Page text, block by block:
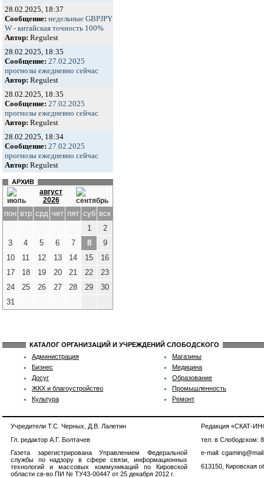
28.02.2025, 18:37
Сообщение: недельные GBPJPY
W - китайская точность 100%
Автор: Regulest
28.02.2025, 18:35
Сообщение: 27.02.2025
прогнозы ежедневно сейчас
Автор: Regulest
28.02.2025, 18:35
Сообщение: 27.02.2025
прогнозы ежедневно сейчас
Автор: Regulest
28.02.2025, 18:34
Сообщение: 27.02.2025
прогнозы ежедневно сейчас
Автор: Regulest
АРХИВ
август
2026
пон втр срд чет пят суб вск
1
2
3
4 5 6 7 8
9
10
11 12 13 14 15
16
17
18 19 20 21 22
23
24
25 26 27 28 29
30
31
КАТАЛОГ ОРГАНИЗАЦИЙ И УЧРЕЖДЕНИЙ СЛОБОДСКОГО
Администрация
Бизнес
Досуг
ЖКХ и благоустройство
Культура
Магазины
Медицина
Образование
Промышленность
Ремонт
Учредители Т.С. Черных, Д.В. Лалетин
Гл. редактор А.Г. Болтачев
Газета зарегистрирована Управлением Федеральной
службы по надзору в сфере связи, информационных
технологий и массовых коммуникаций по Кировской
области св-во ПИ № ТУ43-00447 от 25 декабря 2012 г.
Редакция «СКАТ-
тел. в Слободском:
e-mail:
613150, Кировская